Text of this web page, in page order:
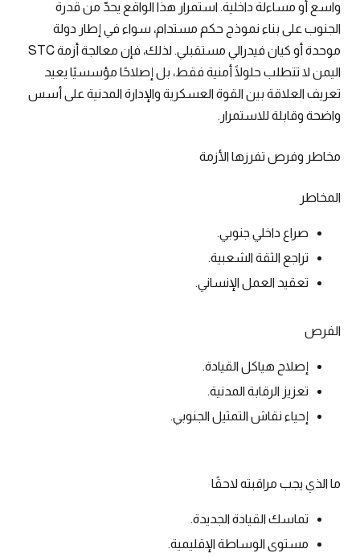
واسع أو مساءلة داخلية. استمرار هذا الواقع يحدّ من قدرة
الجنوب على بناء نموذج حكم مستدام، سواء في إطار دولة
موحدة أو كيان فيدرالي مستقبلي. لذلك، فإن معالجة أزمة STC
اليمن لا تتطلب حلولًا أمنية فقط، بل إصلاحًا مؤسسيًا يعيد
تعريف العلاقة بين القوة العسكرية والإدارة المدنية على أسس
واضحة وقابلة للاستمرار.
مخاطر وفرص تفرزها الأزمة
المخاطر
صراع داخلي جنوبي.
تراجع الثقة الشعبية.
تعقيد العمل الإنساني.
الفرص
إصلاح هياكل القيادة.
تعزيز الرقابة المدنية.
إحياء نقاش التمثيل الجنوبي.
ما الذي يجب مراقبته لاحقًا
تماسك القيادة الجديدة.
مستوى الوساطة الإقليمية.